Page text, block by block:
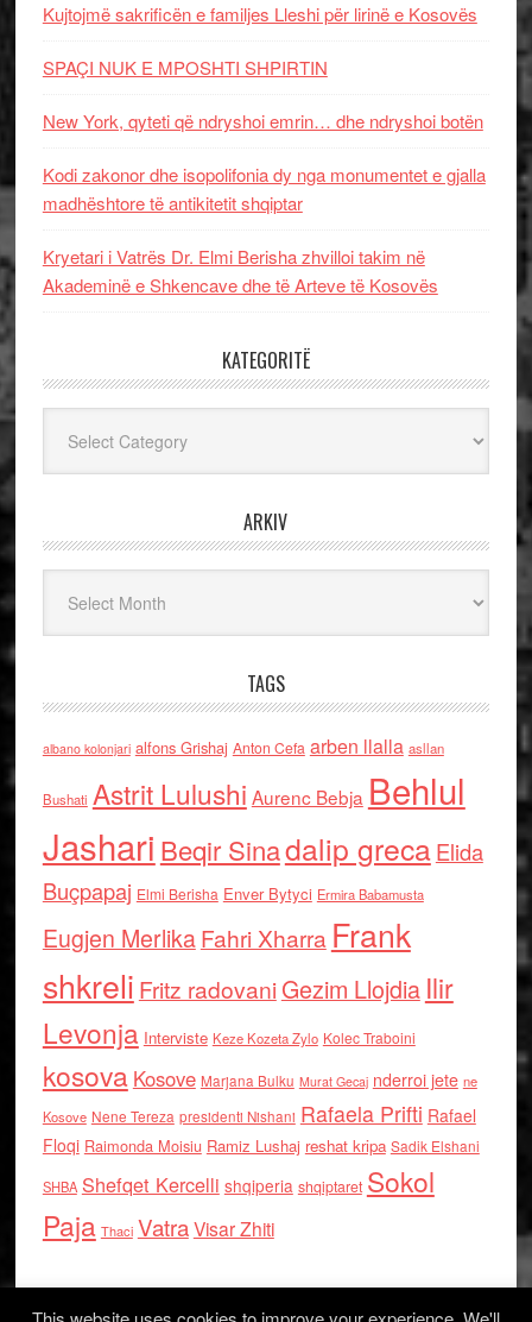
Kujtojmë sakrificën e familjes Lleshi për lirinë e Kosovës
SPAÇI NUK E MPOSHTI SHPIRTIN
New York, qyteti që ndryshoi emrin… dhe ndryshoi botën
Kodi zakonor dhe isopolifonia dy nga monumentet e gjalla
madhështore të antikitetit shqiptar
Kryetari i Vatrës Dr. Elmi Berisha zhvilloi takim në
Akademinë e Shkencave dhe të Arteve të Kosovës
KATEGORITË
ARKIV
TAGS
albano kolonjari alfons Grishaj Anton Cefa arben llalla asllan
Bushati Astrit Lulushi Aurenc Bebja Behlul
Jashari Beqir Sinadalip grecaElida
Buçpapaj Elmi Berisha Enver Bytyci Ermira Babamusta
Eugjen MerlikaFahri Xharra Frank
shkreli Fritz radovaniGezim Llojdia Ilir
Levonja Interviste Keze Kozeta Zylo Kolec Traboini
kosova Kosove Marjana Bulku Murat Gecaj nderroi jete ne
Kosove Nene Tereza presidenti Nishani Rafaela Prifti Rafael
Floqi Raimonda Moisiu Ramiz Lushaj reshat kripa Sadik Elshani
SHBA Shefqet Kercelli shqiperia shqiptaret Sokol
Paja Thaci VatraVisar Zhiti